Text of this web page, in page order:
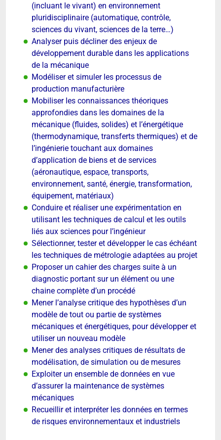
(incluant le vivant) en environnement
pluridisciplinaire (automatique, contrôle,
sciences du vivant, sciences de la terre…)
Analyser puis décliner des enjeux de
développement durable dans les applications
de la mécanique
Modéliser et simuler les processus de
production manufacturière
Mobiliser les connaissances théoriques
approfondies dans les domaines de la
mécanique (fluides, solides) et l’énergétique
(thermodynamique, transferts thermiques) et de
l’ingénierie touchant aux domaines
d’application de biens et de services
(aéronautique, espace, transports,
environnement, santé, énergie, transformation,
équipement, matériaux)
Conduire et réaliser une expérimentation en
utilisant les techniques de calcul et les outils
liés aux sciences pour l’ingénieur
Sélectionner, tester et développer le cas échéant
les techniques de métrologie adaptées au projet
Proposer un cahier des charges suite à un
diagnostic portant sur un élément ou une
chaine complète d’un procédé
Mener l’analyse critique des hypothèses d’un
modèle de tout ou partie de systèmes
mécaniques et énergétiques, pour développer et
utiliser un nouveau modèle
Mener des analyses critiques de résultats de
modélisation, de simulation ou de mesures
Exploiter un ensemble de données en vue
d’assurer la maintenance de systèmes
mécaniques
Recueillir et interpréter les données en termes
de risques environnementaux et industriels